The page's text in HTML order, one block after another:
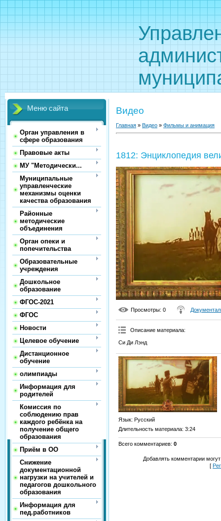
Меню сайта
Орган управления в
сфере образования
Правовые акты
МУ "Методически...
Муниципальные
управленческие
механизмы оценки
качества образования
Районные
методические
объединения
Орган опеки и
попечительства
Образовательные
учреждения
Дошкольное
образование
ФГОС-2021
ФГОС
Новости
Целевое обучение
Дистанционное
обучение
олимпиады
Информация для
родителей
Комиссия по
соблюдению прав
каждого ребёнка на
получение общего
образования
Приём в ОО
Снижение
документационной
нагрузки на учителей и
педагогов дошкольного
образования
Информация для
пед.работников
Видео
Главная » Видео » Фильмы и анимация
1812: Энциклопедия
Просмотры: 0
Описание материала:
Си Ди Лэнд
Язык: Русский
Длительность материала: 3:24
Всего комментариев: 0
Добавлять комментарии
[